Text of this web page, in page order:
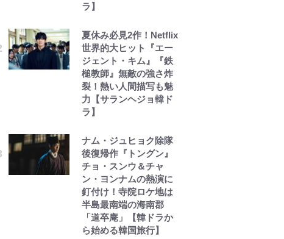
ラ】
夏休み必見2作！Netflix
世界的大ヒット『エー
ジェント・キム』『鉄
槌教師』無敵の強さ炸
裂！熱い人間描写も魅
力【サランヘジョ韓ド
ラ】
ナム・ジュヒョク除隊
後復帰作『トングン』
チョ・スンウ＆チャ
ン・ヨンナムの熱演に
釘付け！寺院ロケ地は
半島最南端の海南郡
「道卒庵」【韓ドラか
ら始める韓国旅行】